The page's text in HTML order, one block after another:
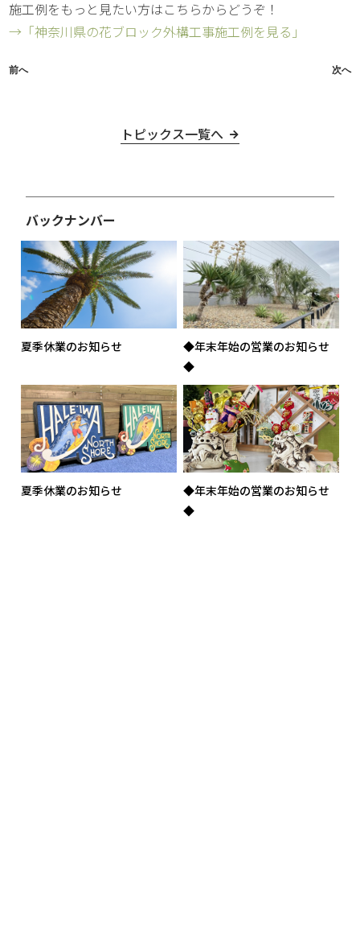
施工例をもっと見たい方はこちらからどうぞ！
→「神奈川県の花ブロック外構工事施工例を見る」
前へ 次へ
トピックス一覧へ
夏季休業のお知らせ
◆年末年始の営業のお知らせ
◆
夏季休業のお知らせ
◆年末年始の営業のお知らせ
◆